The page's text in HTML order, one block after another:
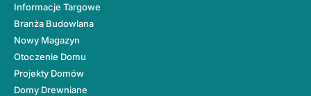
Informacje Targowe
Branża Budowlana
Nowy Magazyn
Otoczenie Domu
Projekty Domów
Domy Drewniane